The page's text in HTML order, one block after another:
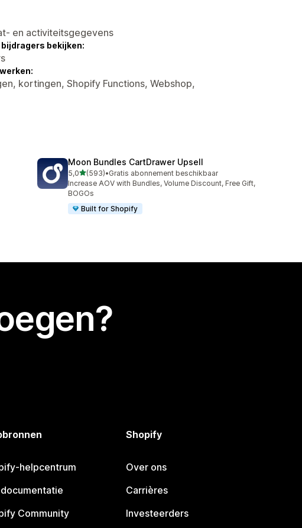
en activiteitsgegevens
bekijken:
kortingen, Shopify Functions, Webshop,
Moon Bundles CartDrawer Upsell
5,0van 5 sterren
(593)
593 recensies in totaal
•Gratis abonnement beschikbaar
Increase AOV with Bundles, Volume Discount, Free Gift,
BOGOs
Built for Shopify
helpcentrum
Community
Shopify
Over ons
Carrières
Investeerders